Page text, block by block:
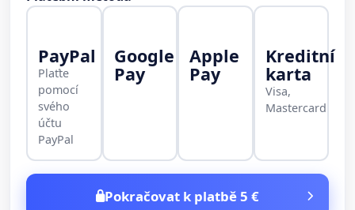
PayPal
Plaťte
pomocí
svého
účtu
PayPal
Google
Pay
Apple
Pay
Kreditní
karta
Visa,
Mastercard
Pokračovat k platbě 5 €